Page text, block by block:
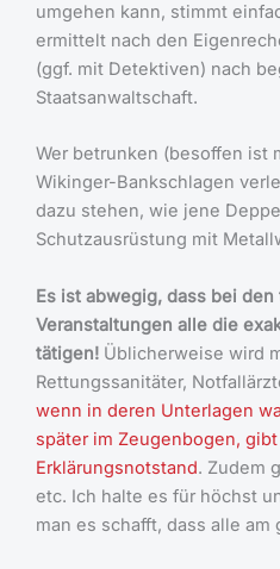
umgehen kann, stimmt
ermittelt nach den
(ggf. mit Detektiven) nach
Staatsanwaltschaft.
Wer betrunken (besoffen ist
Wikinger-Bankschlagen
dazu stehen, wie jene
Schutzausrüstung mit
Es ist abwegig, dass bei
Veranstaltungen alle die
tätigen! Üblicherweise wird
Rettungssanitäter,
wenn in deren Unterlagen
später im Zeugenbogen,
Erklärungsnotstand. Zudem
etc. Ich halte es für höchst
man es schafft, dass alle